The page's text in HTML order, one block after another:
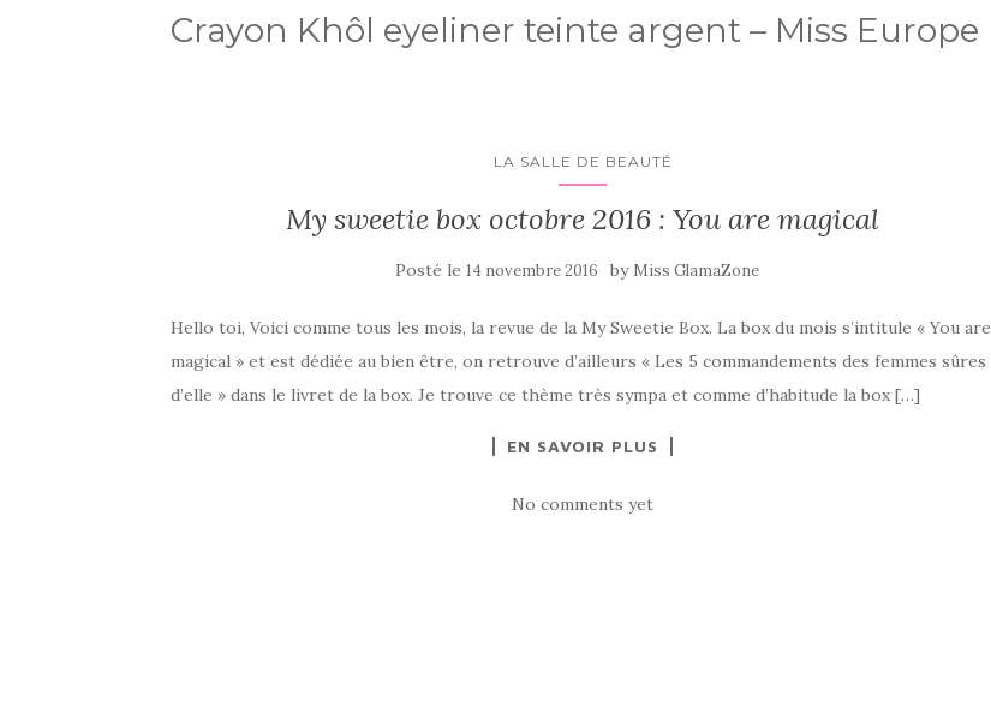
Crayon Khôl eyeliner teinte argent – Miss Europe
LA SALLE DE BEAUTÉ
My sweetie box octobre 2016 : You are magical
Posté le 14 novembre 2016 by Miss GlamaZone
Hello toi, Voici comme tous les mois, la revue de la My Sweetie Box. La box du mois s’intitule « You are
magical » et est dédiée au bien être, on retrouve d’ailleurs « Les 5 commandements des femmes sûres
d’elle » dans le livret de la box. Je trouve ce thème très sympa et comme d’habitude la box […]
EN SAVOIR PLUS
No comments yet